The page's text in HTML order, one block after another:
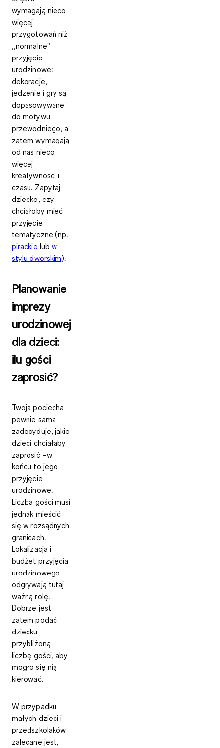
wymagają nieco
więcej
przygotowań niż
,,normalne"
przyjęcie
urodzinowe:
dekoracje,
jedzenie i gry są
dopasowywane
do motywu
przewodniego, a
zatem wymagają
od nas nieco
więcej
kreatywności i
czasu. Zapytaj
dziecko, czy
chciałoby mieć
przyjęcie
tematyczne (np.
pirackie lubw
stylu dworskim).
Planowanie
imprezy
urodzinowej
dla dzieci:
ilu gości
zaprosić?
Twoja pociecha
pewnie sama
zadecyduje, jakie
dzieci chciałaby
zaprosić –w
końcu to jego
przyjęcie
urodzinowe.
Liczba gościmusi
jednak mieścić
się w rozsądnych
granicach.
Lokalizacja i
budżet przyjęcia
urodzinowego
odgrywają tutaj
ważną rolę.
Dobrze jest
zatem podać
dziecku
przybliżoną
liczbę gości, aby
mogło się nią
kierować.
W przypadku
małych dzieci i
przedszkolaków
zalecane jest,